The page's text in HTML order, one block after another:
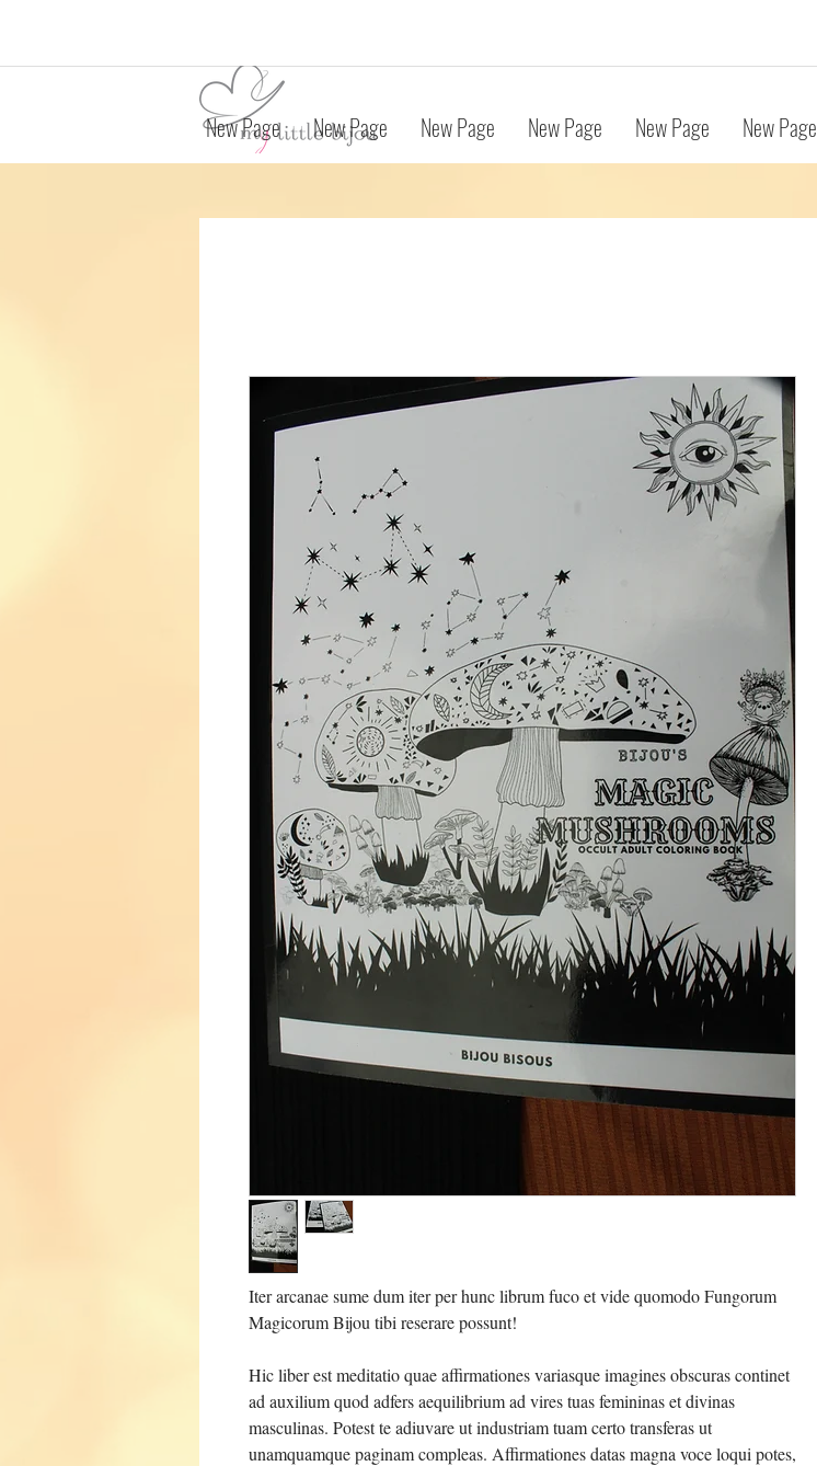
New Page New Page New Page New Page New Page New Page
Iter arcanae sume dum iter per hunc librum fuco et vide quomodo Fungorum
Magicorum Bijou tibi reserare possunt!
Hic liber est meditatio quae affirmationes variasque imagines obscuras continet
ad auxilium quod adfers aequilibrium ad vires tuas femininas et divinas
masculinas. Potest te adiuvare ut industriam tuam certo transferas ut
unamquamque paginam compleas. Affirmationes datas magna voce loqui potes,